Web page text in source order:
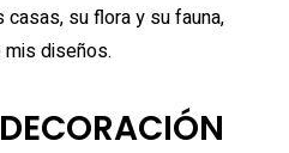
su flora y su fauna,
diseños.